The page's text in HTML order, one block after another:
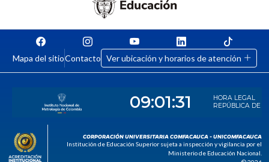
Mapa del sitioContacto Ver ubicación y horarios de atención
CORPORACIÓN UNIVERSITARIA COMFACAUCA - UNICOMFACAUCA
Institución de Educación Superior sujeta a inspección y vigilancia por el
Ministerio de Educación Nacional.